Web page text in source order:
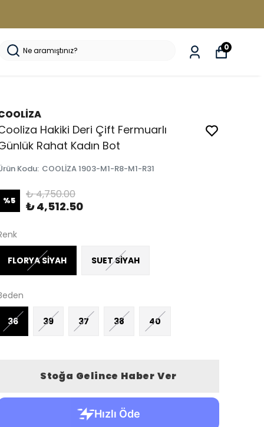
0
Hakiki Deri Çift Fermuarlı
Rahat Kadın Bot
Kodu: COOLİZA 1903-M1-R8-M1-R31
%5 ₺ 4,750.00
₺ 4,512.50
FLORYA SİYAH SUET SİYAH
36 39 37 38 40
Stoğa Gelince Haber Ver